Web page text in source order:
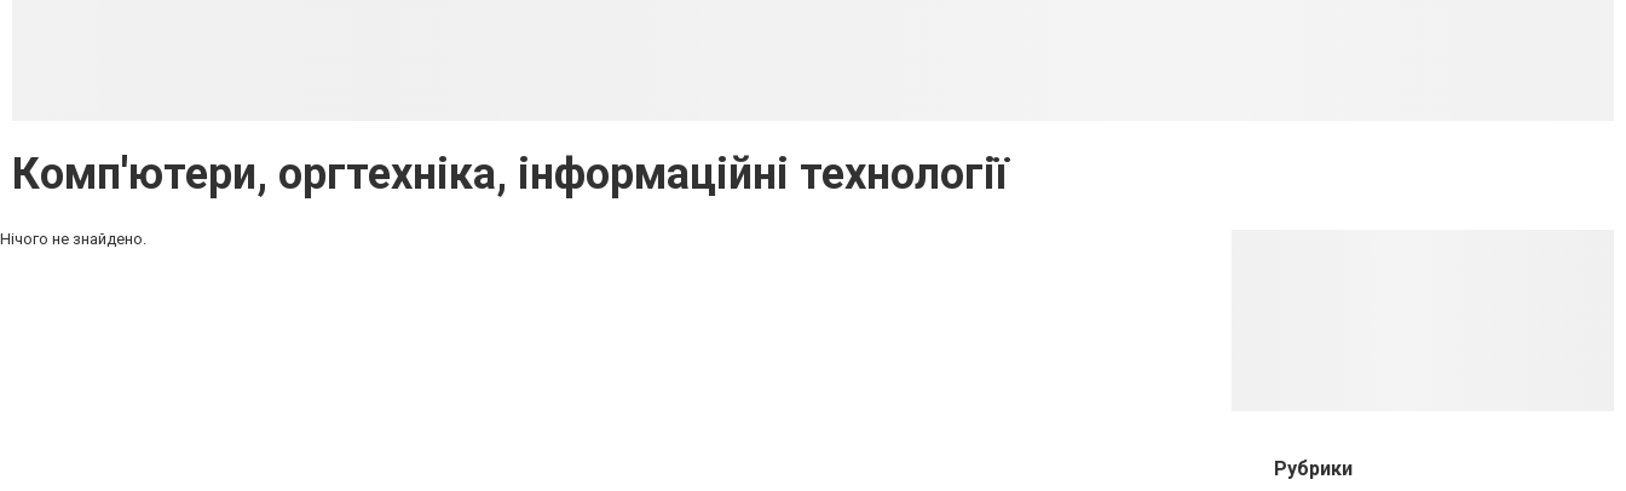
Комп'ютери, оргтехніка, інформаційні технології
Нічого не знайдено.
Рубрики